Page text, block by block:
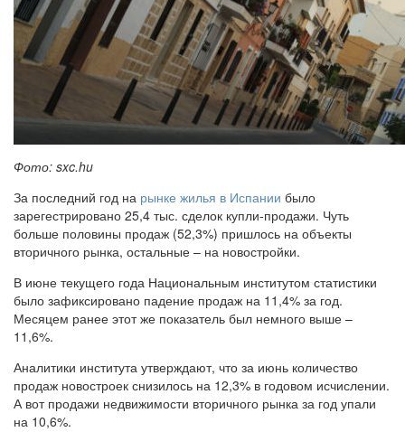
Фото: sxc.hu
За последний год на рынке жилья в Испании было
зарегестрировано 25,4 тыс. сделок купли-продажи. Чуть
больше половины продаж (52,3%) пришлось на объекты
вторичного рынка, остальные – на новостройки.
В июне текущего года Национальным институтом статистики
было зафиксировано падение продаж на 11,4% за год.
Месяцем ранее этот же показатель был немного выше –
11,6%.
Аналитики института утверждают, что за июнь количество
продаж новостроек снизилось на 12,3% в годовом исчислении.
А вот продажи недвижимости вторичного рынка за год упали
на 10,6%.